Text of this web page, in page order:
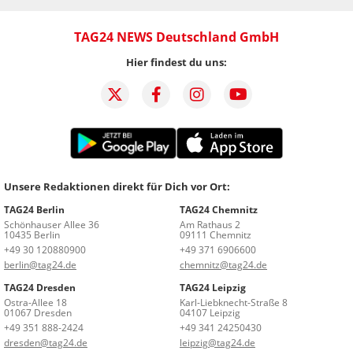
TAG24 NEWS Deutschland GmbH
Hier findest du uns:
Unsere Redaktionen direkt für Dich vor Ort:
TAG24 Berlin
Schönhauser Allee 36
10435 Berlin
+49 30 120880900
berlin@tag24.de
TAG24 Chemnitz
Am Rathaus 2
09111 Chemnitz
+49 371 6906600
chemnitz@tag24.de
TAG24 Dresden
Ostra-Allee 18
01067 Dresden
+49 351 888-2424
dresden@tag24.de
TAG24 Leipzig
Karl-Liebknecht-Straße 8
04107 Leipzig
+49 341 24250430
leipzig@tag24.de